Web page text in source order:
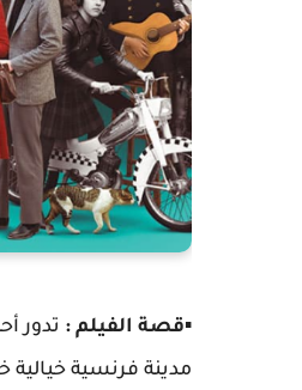
▪️قصة الفيلم : تدور
مدينة فرنسية